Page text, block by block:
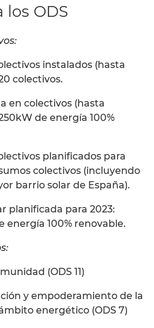
los ODS
instalados (hasta
colectivos.
en colectivos (hasta
de energía 100%
planificados para
colectivos (incluyendo
barrio solar de España).
planificada para 2023:
energía 100% renovable.
(ODS 11)
y empoderamiento de la
energético (ODS 7)